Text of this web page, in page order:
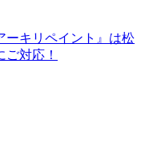
ーキリペイント』は松
対応！